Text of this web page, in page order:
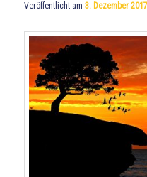
Veröffentlicht am3. Dezember 2017